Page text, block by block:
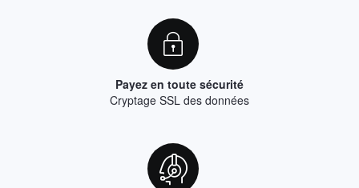
Payez en toute sécurité
Cryptage SSL des données